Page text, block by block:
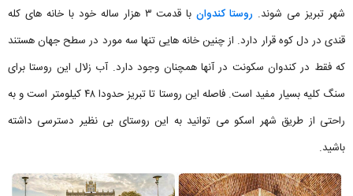
شهر تبریز می شوند. روستا کندوان
با قدمت ۳ هزار ساله خود با خانه های کله
قندی در دل کوه قرار دارد. از چنین خانه هایی تنها سه مورد در سطح جهان هستند
که فقط در کندوان سکونت در آنها همچنان وجود دارد. آب زلال این روستا برای
سنگ کلیه بسیار مفید است. فاصله این روستا تا تبریز حدودا ۴۸ کیلومتر است و به
راحتی از طریق شهر اسکو می توانید به این روستای بی نظیر دسترسی داشته
باشید.